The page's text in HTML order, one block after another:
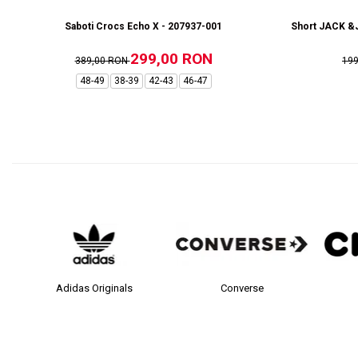
Saboti Crocs Echo X - 207937-001
389,00 RON299,00 RON
48-49 38-39 42-43 46-47
Short JACK
Adidas Originals Converse